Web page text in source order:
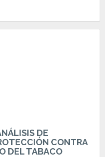
DE
CONTRA
DEL TABACO